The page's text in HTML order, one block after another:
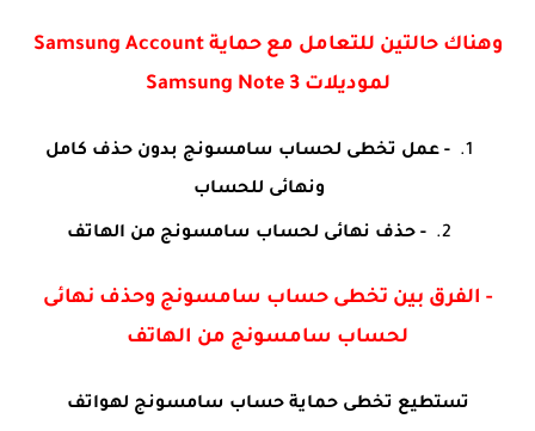
وهناك حالتين للتعامل مع حماية Samsung Account
لموديلات Samsung Note 3
- عمل تخطى لحساب سامسونج بدون حذف كامل
ونهائى للحساب
- حذف نهائى لحساب سامسونج من الهاتف
- الفرق بين تخطى حساب سامسونج وحذف نهائى
لحساب سامسونج من الهاتف
تستطيع تخطى حماية حساب سامسونج لهواتف